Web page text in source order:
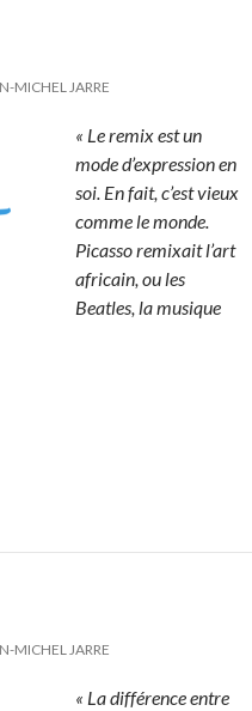
MICHEL JARRE
« Le remix est un
mode d’expression en
soi. En fait, c’est vieux
comme le monde.
Picasso remixait l’art
africain, ou les
Beatles, la musique
MICHEL JARRE
« La différence entre